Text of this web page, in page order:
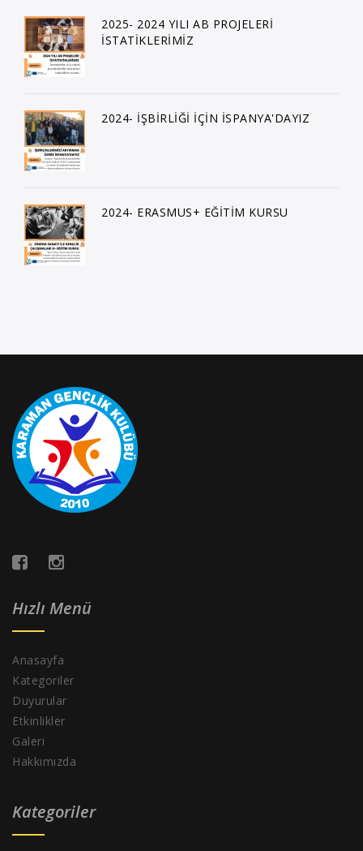
2025- 2024 YILI AB PROJELERİ
İSTATİKLERİMİZ
2024- İŞBİRLİĞİ İÇİN İSPANYA'DAYIZ
2024- ERASMUS+ EĞİTİM KURSU
Hızlı Menü
Anasayfa
Kategoriler
Duyurular
Etkinlikler
Galeri
Hakkımızda
Kategoriler